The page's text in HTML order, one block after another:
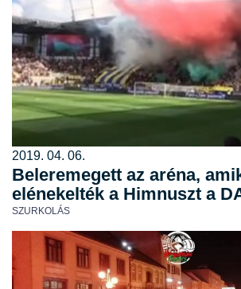
2019. 04. 06.
Beleremegett az aréna,
elénekelték a Himnuszt a
SZURKOLÁS